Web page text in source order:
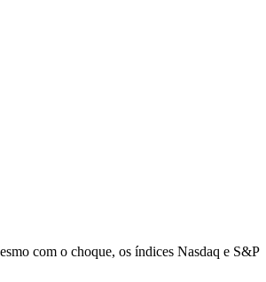
com o choque, os índices Nasdaq e S&P